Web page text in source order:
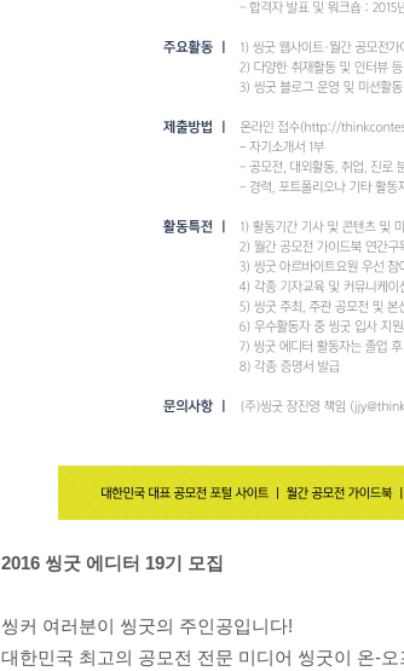
2016 씽굿 에디터 19기 모집
씽커 여러분이 씽굿의 주인공입니다!
대한민국 최고의 공모전 전문 미디어 씽굿이 온-